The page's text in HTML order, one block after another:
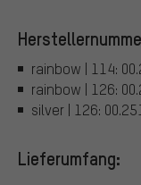
rainbow | 114:
rainbow | 126:
silver | 126:
Lieferumfang: